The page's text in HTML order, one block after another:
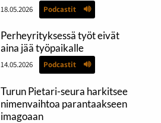
18.05.2026 Podcastit
Perheyrityksessä työt eivät
aina jää työpaikalle
14.05.2026 Podcastit
Turun Pietari-seura harkitsee
nimenvaihtoa parantaakseen
imagoaan